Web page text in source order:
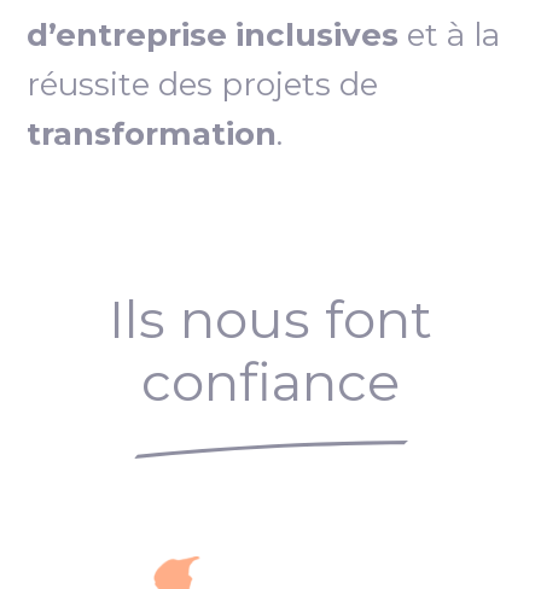
d’entreprise inclusives et à la
réussite des projets de
transformation.
Ils nous font
confiance